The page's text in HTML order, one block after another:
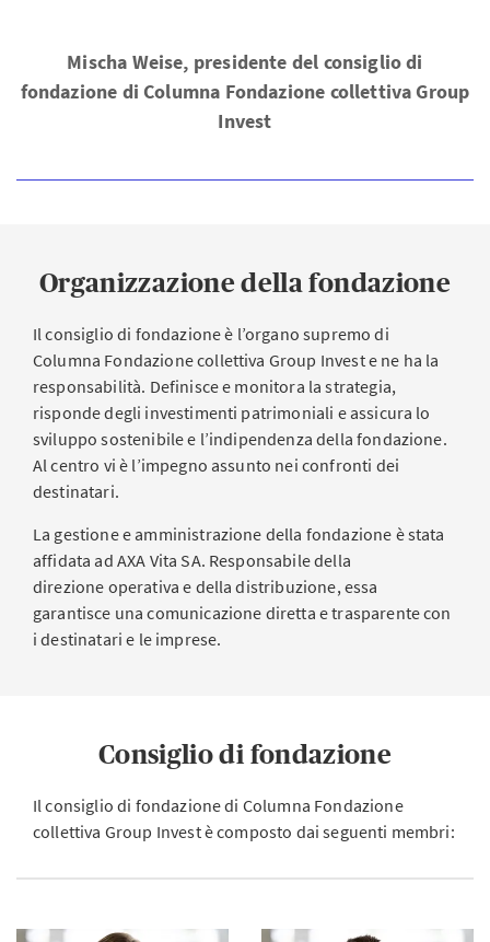
Mischa Weise, presidente del consiglio di
fondazione di Columna Fondazione collettiva Group
Invest
Organizzazione della fondazione
Il consiglio di fondazione è l’organo supremo di
Columna Fondazione collettiva Group Invest e ne ha la
responsabilità. Definisce e monitora la strategia,
risponde degli investimenti patrimoniali e assicura lo
sviluppo sostenibile e l’indipendenza della fondazione.
Al centro vi è l’impegno assunto nei confronti dei
destinatari.
La gestione e amministrazione della fondazione è stata
affidata ad AXA Vita SA. Responsabile della
direzione operativa e della distribuzione, essa
garantisce una comunicazione diretta e trasparente con
i destinatari e le imprese.
Consiglio di fondazione
Il consiglio di fondazione di Columna Fondazione
collettiva Group Invest è composto dai seguenti membri: